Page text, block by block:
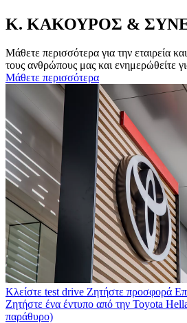
Κ. ΚΑΚΟΥΡΟΣ &
Μάθετε περισσότερα για την εταιρεία
τους ανθρώπους μας και ενημερώθείτε
Μάθετε περισσότερα
Κλείστε test drive Ζητήστε προσφορά
Ζητήστε ένα έντυπο από την Toyota
παράθυρο)